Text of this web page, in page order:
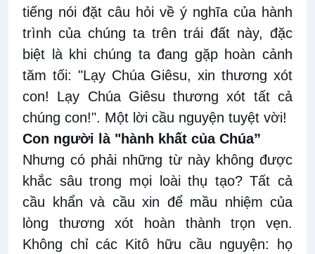
tiếng nói đặt câu hỏi về ý nghĩa của hành
trình của chúng ta trên trái đất này, đặc
biệt là khi chúng ta đang gặp hoàn cảnh
tăm tối: "Lạy Chúa Giêsu, xin thương xót
con! Lạy Chúa Giêsu thương xót tất cả
chúng con!". Một lời cầu nguyện tuyệt vời!
Con người là "hành khất của Chúa”
Nhưng có phải những từ này không được
khắc sâu trong mọi loài thụ tạo? Tất cả
cầu khẩn và cầu xin để mầu nhiệm của
lòng thương xót hoàn thành trọn vẹn.
Không chỉ các Kitô hữu cầu nguyện: họ